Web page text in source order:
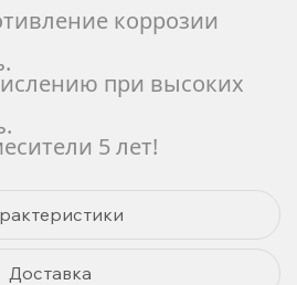
коррозии
при высоких
5 лет!
Доставка